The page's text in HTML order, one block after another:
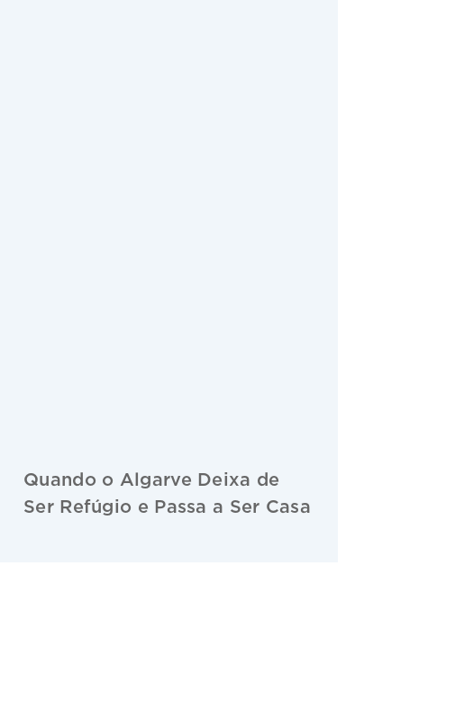
Quando o Algarve Deixa de
Ser Refúgio e Passa a Ser Casa